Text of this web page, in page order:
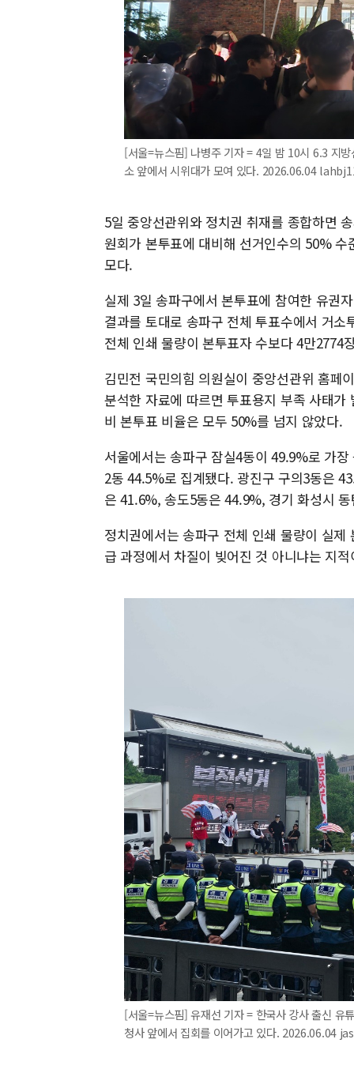
[서울=뉴스핌] 나병주 기자 = 4일 밤 10시 6.3 지
소 앞에서 시위대가 모여 있다. 2026.06.04
5일 중앙선관위와 정치권 취재를 종합하면
원회가 본투표에 대비해 선거인수의 50%
모다.
실제 3일 송파구에서 본투표에 참여한 유권
결과를 토대로 송파구 전체 투표수에서 거
전체 인쇄 물량이 본투표자 수보다 4만2774
김민전 국민의힘 의원실이 중앙선관위 홈페
분석한 자료에 따르면 투표용지 부족 사태가
비 본투표 비율은 모두 50%를 넘지 않았다.
서울에서는 송파구 잠실4동이 49.9%로 가
2동 44.5%로 집계됐다. 광진구 구의3동은
은 41.6%, 송도5동은 44.9%, 경기 화성시
정치권에서는 송파구 전체 인쇄 물량이 실
급 과정에서 차질이 빚어진 것 아니냐는 지
[서울=뉴스핌] 유재선 기자 = 한국사 강사 출신 유
청사 앞에서 집회를 이어가고 있다. 2026.06.04